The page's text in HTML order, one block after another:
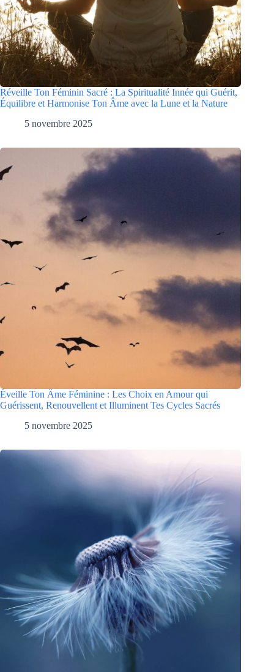
Réveille Ton Féminin Sacré : La Spiritualité Innée qui Guérit,
Équilibre et Harmonise Ton Âme avec la Lune et la Nature
5 novembre 2025
Éveille Ton Âme Féminine : Les Choix en Amour qui
Guérissent, Renouvellent et Illuminent Tes Cycles Sacrés
5 novembre 2025